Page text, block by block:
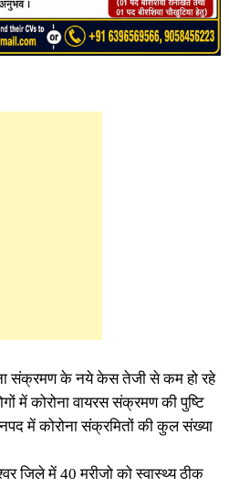
संक्रमण के नये केस तेजी से कम हो रहे
में कोरोना वायरस संक्रमण की पुष्टि
में कोरोना संक्रमितों की कुल संख्या
जिले में 40 मरीजो को स्वास्थ्य ठीक